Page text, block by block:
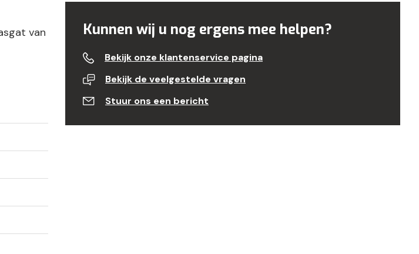
van
Kunnen wij u nog ergens mee helpen?
Bekijk onze klantenservice pagina
Bekijk de veelgestelde vragen
Stuur ons een bericht